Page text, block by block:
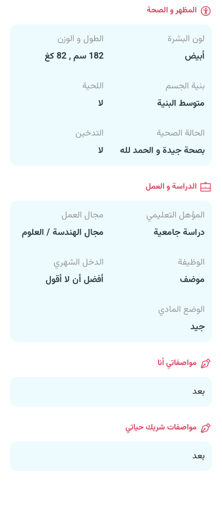
المظهر و الصحة
لون البشرة
أبيض
الطول و الوزن
182 سم , 82 كغ
بنية الجسم
متوسط البنية
اللحية
لا
الحالة الصحية
بصحة جيدة و الحمد لله
التدخين
لا
الدراسة و العمل
المؤهل التعليمي
دراسة جامعية
مجال العمل
مجال الهندسة / العلوم
الوظيفة
موضف
الدخل الشهري
أفضل أن لا أقول
الوضع المادي
جيد
مواصفاتي أنا
بعد
مواصفات شريك حياتي
بعد